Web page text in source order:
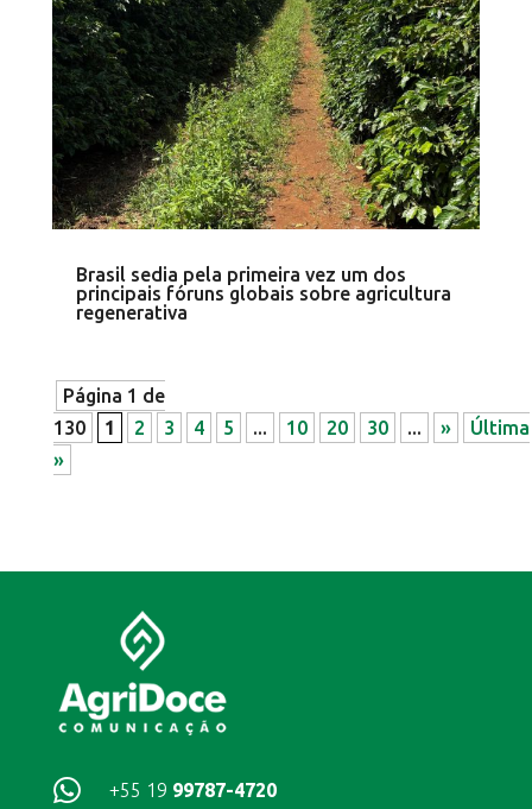
Brasil sedia pela primeira vez um dos
principais fóruns globais sobre agricultura
regenerativa
Página 1 de
130
1 2 3 4 5 ... 10 20 30 ... »
Última
»
 +55 19 99787-4720